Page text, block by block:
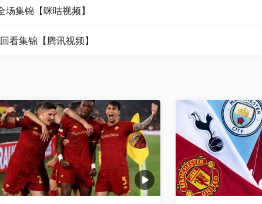
集锦【咪咕视频】
看集锦【腾讯视频】